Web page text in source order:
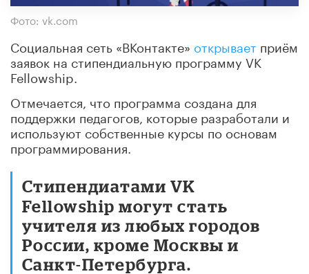
Фото: vk.com
Социальная сеть «ВКонтакте» открывает приём
заявок на стипендиальную программу VK
Fellowship.
Отмечается, что программа создана для
поддержки педагогов, которые разработали и
используют собственные курсы по основам
программирования.
Стипендиатами VK
Fellowship могут стать
учителя из любых городов
России, кроме Москвы и
Санкт-Петербурга.